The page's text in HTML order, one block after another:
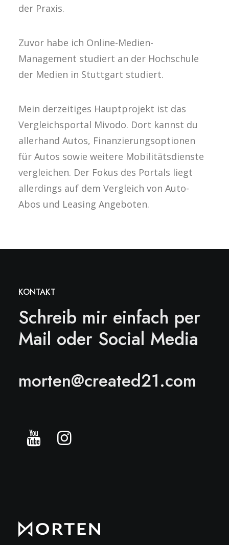
der Praxis.
Zuvor habe ich Online-Medien-
Management studiert an der Hochschule
der Medien in Stuttgart studiert.
Mein derzeitiges Hauptprojekt ist das
Vergleichsportal Mivodo. Dort kannst du
allerhand Autos, Finanzierungsoptionen
für Autos sowie weitere Mobilitätsdienste
vergleichen. Der Fokus des Portals liegt
allerdings auf dem Vergleich von Auto-
Abos und Leasing Angeboten.
KONTAKT
Schreib mir einfach per
Mail oder Social Media
morten@created21.com